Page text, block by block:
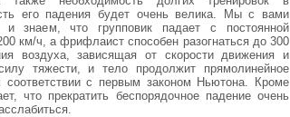
его падения будет очень велика. Мы с вами
знаем, что групповик падает с постоянной
км/ч, а фрифлаист способен разогнаться до 300
воздуха, зависящая от скорости движения и
тяжести, и тело продолжит прямолинейное
с первым законом Ньютона. Кроме
что прекратить беспорядочное падение очень